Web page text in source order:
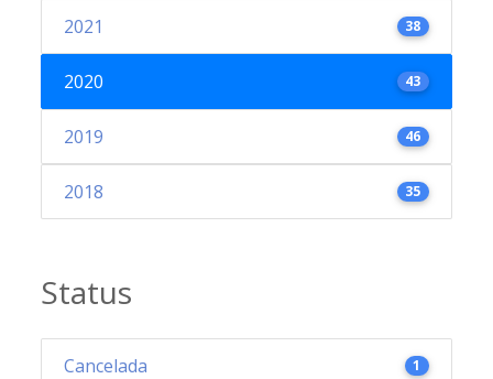
2021 38
2020 43
2019 46
2018 35
Status
Cancelada 1